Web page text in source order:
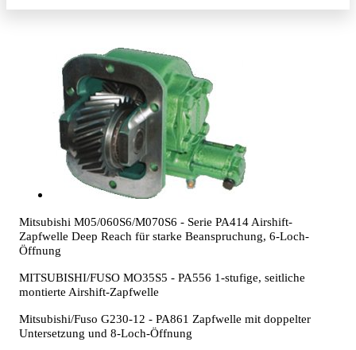
Mitsubishi M05/060S6/M070S6 - Serie PA414 Airshift-
Zapfwelle Deep Reach für starke Beanspruchung, 6-Loch-
Öffnung
MITSUBISHI/FUSO MO35S5 - PA556 1-stufige, seitliche
montierte Airshift-Zapfwelle
Mitsubishi/Fuso G230-12 - PA861 Zapfwelle mit doppelter
Untersetzung und 8-Loch-Öffnung